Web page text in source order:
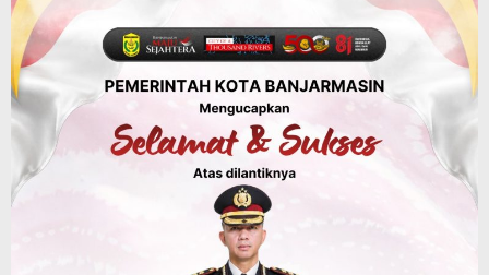
KUA-PPAS 2027 Banjarbaru Defisit 170
Miliar, Pendapatan 1,2 Triliun Belanja
1,37 Triliun, Tutup Kekurangan dari
SiLPA
Agustus 7, 2026
Kalsel
Operasi Sikat Intan 2026 Berakhir, Polda
Kalsel Amankan Ribuan Miras Hingga